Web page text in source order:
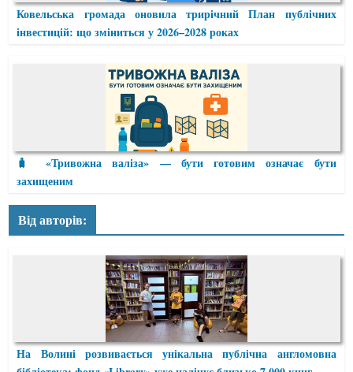
Ковельська громада оновила трирічний План публічних
інвестицій: що зміниться у 2026–2028 роках
🧳 «Тривожна валіза» — бути готовим означає бути
захищеним
Від авторів:
На Волині розвивається унікальна публічна англомовна